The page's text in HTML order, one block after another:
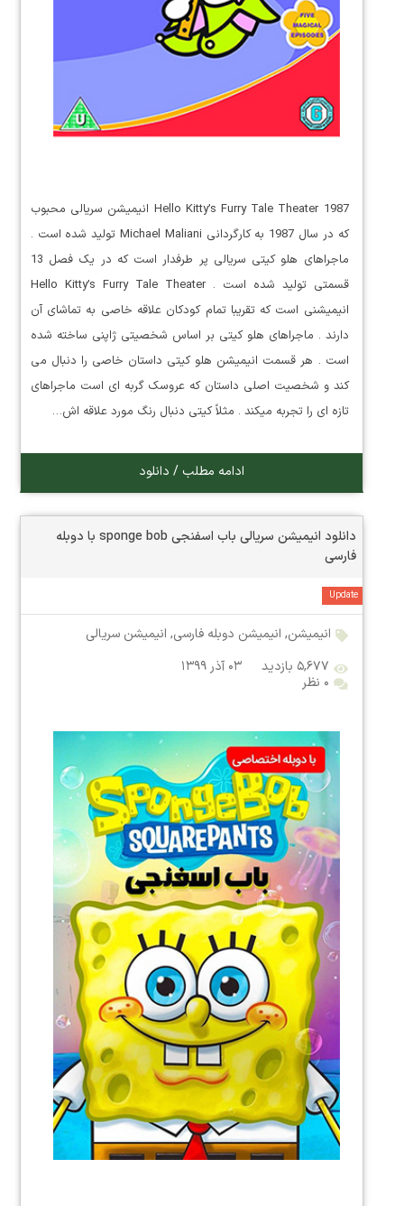
Hello Kitty’s Furry Tale Theater 1987 انیمیشن سریالی محبوب
که در سال 1987 به کارگردانی Michael Maliani تولید شده است .
ماجراهای هلو کیتی سریالی پر طرفدار است که در یک فصل 13
قسمتی تولید شده است . Hello Kitty’s Furry Tale Theater
انیمیشنی است که تقریبا تمام کودکان علاقه خاصی به تماشای آن
دارند . ماجراهای هلو کیتی بر اساس شخصیتی ژاپنی ساخته شده
است . هر قسمت انیمیشن هلو کیتی داستان خاصی را دنبال می
کند و شخصیت اصلی داستان که عروسک گربه ای است ماجراهای
تازه ای را تجربه میکند . مثلاً کیتی دنبال رنگ مورد علاقه اش…
ادامه مطلب / دانلود
دانلود انیمیشن سریالی باب اسفنجی sponge bob با دوبله
فارسی
Update
انیمیشن, انیمیشن دوبله فارسی, انیمیشن سریالی
۵,۶۷۷ بازدید
۰۳ آذر ۱۳۹۹
۰ نظر